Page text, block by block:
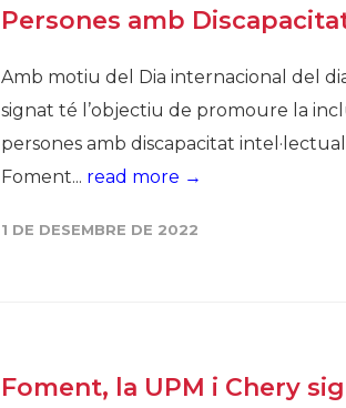
Persones amb
Amb motiu del Dia internacional del
signat té l’objectiu de promoure la
persones amb discapacitat
Foment... read more →
1 DE DESEMBRE DE 2022
Foment, la UPM i Chery